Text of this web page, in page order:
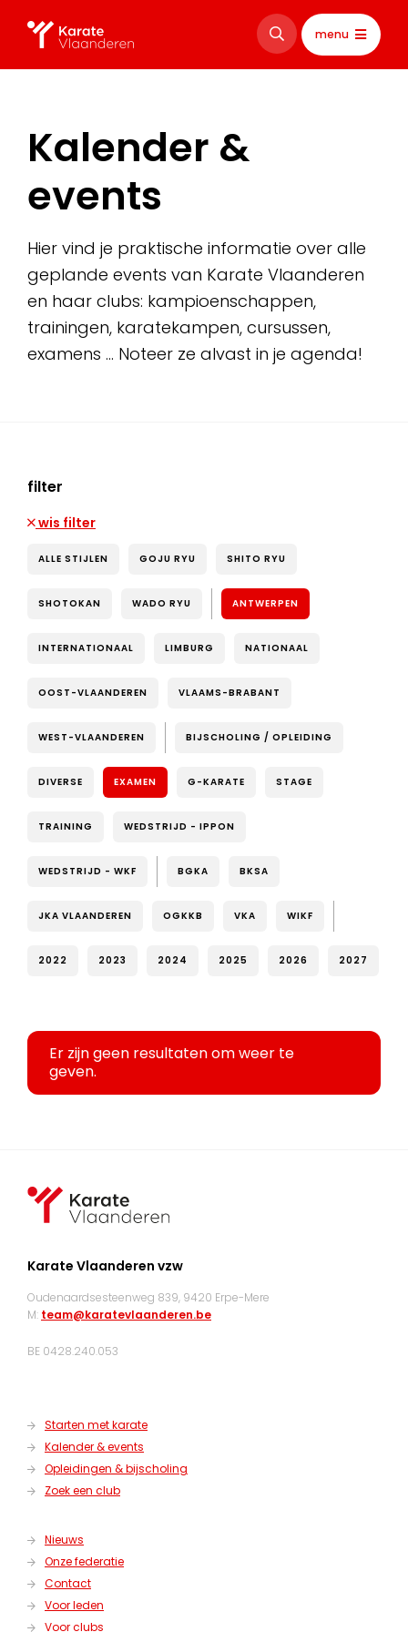
menu
Kalender &
events
Hier vind je praktische informatie over alle
geplande events van Karate Vlaanderen
en haar clubs: kampioenschappen,
trainingen, karatekampen, cursussen,
examens … Noteer ze alvast in je agenda!
filter
wis filter
ALLE STIJLEN GOJU RYU SHITO RYU
SHOTOKAN WADO RYU ANTWERPEN
INTERNATIONAAL LIMBURG NATIONAAL
OOST-VLAANDEREN VLAAMS-BRABANT
WEST-VLAANDEREN BIJSCHOLING / OPLEIDING
DIVERSE EXAMEN G-KARATE STAGE
TRAINING WEDSTRIJD - IPPON
WEDSTRIJD - WKF BGKA BKSA
JKA VLAANDEREN OGKKB VKA WIKF
2022 2023 2024 2025 2026 2027
Er zijn geen resultaten om weer te
geven.
Karate Vlaanderen vzw
Oudenaardsesteenweg 839, 9420 Erpe-Mere
M: team@karatevlaanderen.be
BE 0428.240.053
Starten met karate
Kalender & events
Opleidingen & bijscholing
Zoek een club
Nieuws
Onze federatie
Contact
Voor leden
Voor clubs